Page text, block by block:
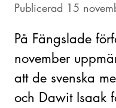
Publicerad 15
På Fängslade
november
att de svenska
och Dawit Isaak